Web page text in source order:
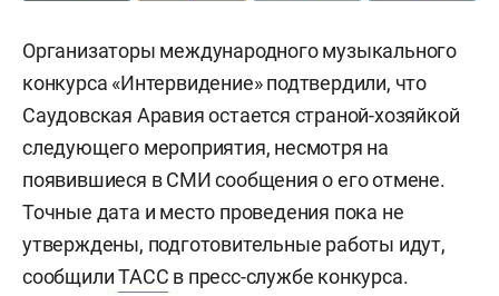
Организаторы международного музыкального
конкурса «Интервидение» подтвердили, что
Саудовская Аравия остается страной-хозяйкой
следующего мероприятия, несмотря на
появившиеся в СМИ сообщения о его отмене.
Точные дата и место проведения пока не
утверждены, подготовительные работы идут,
сообщилиТАСС в пресс-службе конкурса.